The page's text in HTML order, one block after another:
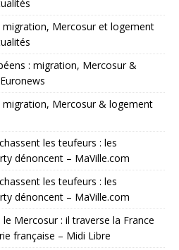
migration, Mercosur et logement
: migration, Mercosur &
migration, Mercosur & logement
les teufeurs : les
dénoncent – MaVille.com
les teufeurs : les
dénoncent – MaVille.com
Mercosur : il traverse la France
française – Midi Libre